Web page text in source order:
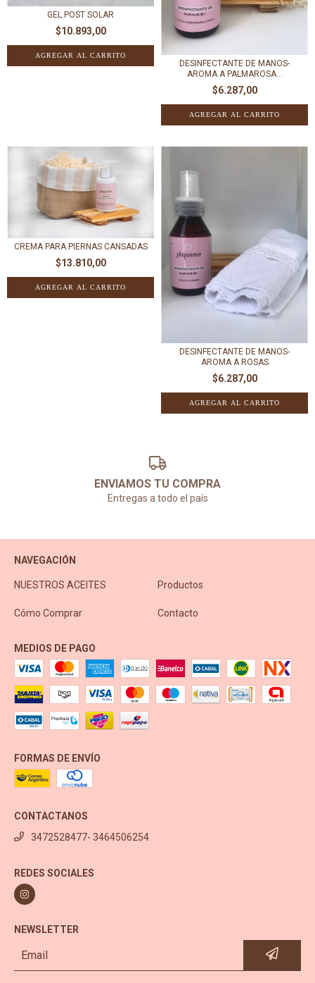
GEL POST SOLAR
$10.893,00
DESINFECTANTE DE MANOS-
AROMA A PALMAROSA...
$6.287,00
CREMA PARA PIERNAS CANSADAS
$13.810,00
DESINFECTANTE DE MANOS-
AROMA A ROSAS
$6.287,00
ENVIAMOS TU COMPRA
Entregas a todo el país
NAVEGACIÓN
NUESTROS ACEITES Productos
Cómo Comprar Contacto
MEDIOS DE PAGO
FORMAS DE ENVÍO
CONTACTANOS
3472528477- 3464506254
REDES SOCIALES
NEWSLETTER